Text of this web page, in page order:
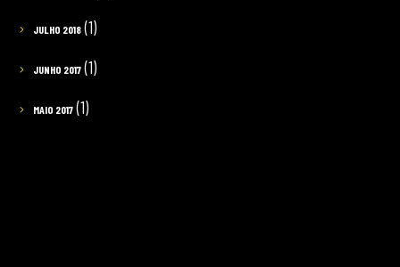
JULHO 2018(1)
JUNHO 2017(1)
MAIO 2017(1)